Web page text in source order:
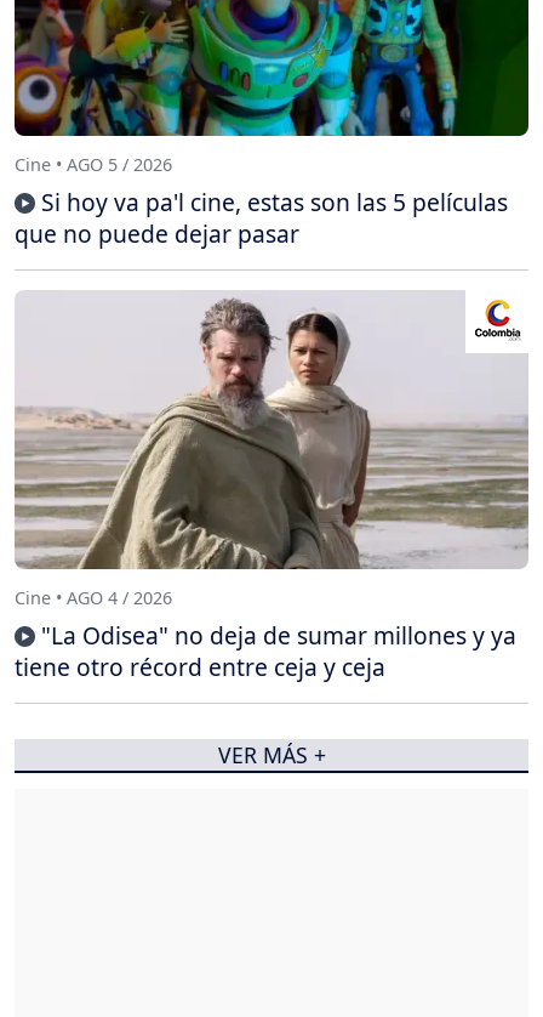
Cine • AGO 5 / 2026
Si hoy va pa'l cine, estas son las 5 películas
que no puede dejar pasar
Cine • AGO 4 / 2026
"La Odisea" no deja de sumar millones y ya
tiene otro récord entre ceja y ceja
VER MÁS +